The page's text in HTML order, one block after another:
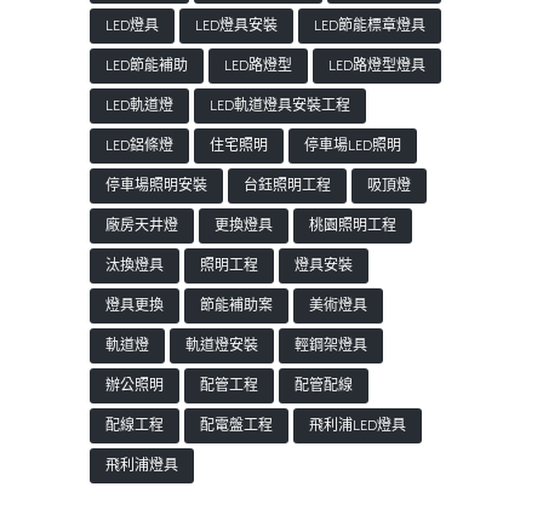
LED燈具
LED燈具安裝
LED節能標章燈具
LED節能補助
LED路燈型
LED路燈型燈具
LED軌道燈
LED軌道燈具安裝工程
LED鋁條燈
住宅照明
停車場LED照明
停車場照明安裝
台鈺照明工程
吸頂燈
廠房天井燈
更換燈具
桃園照明工程
汰換燈具
照明工程
燈具安裝
燈具更換
節能補助案
美術燈具
軌道燈
軌道燈安裝
輕鋼架燈具
辦公照明
配管工程
配管配線
配線工程
配電盤工程
飛利浦LED燈具
飛利浦燈具